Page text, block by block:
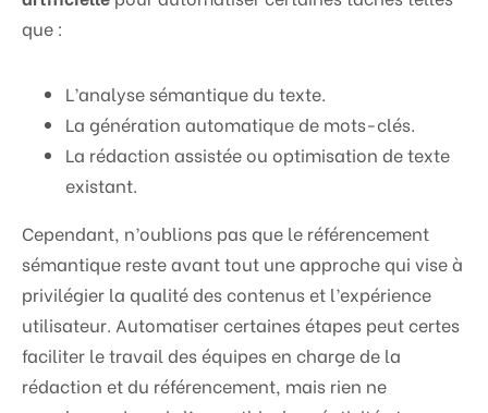
que :
L’analyse sémantique du texte.
La génération automatique de mots-clés.
La rédaction assistée ou optimisation de texte
existant.
Cependant, n’oublions pas que le référencement
sémantique reste avant tout une approche qui vise à
privilégier la qualité des contenus et l’expérience
utilisateur. Automatiser certaines étapes peut certes
faciliter le travail des équipes en charge de la
rédaction et du référencement, mais rien ne